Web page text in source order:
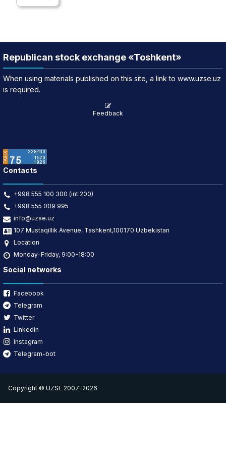
Republican stock exchange «Toshkent»
When using materials published on this site, a link to www.uzse.uz
is required.
Feedback
Contacts
+998 555 100 300 (int:200)
+998 555 009 995
info@uzse.uz
107 Mustaqillik Avenue, Tashkent,100170 Uzbekistan
Location
Monday-Friday, 9:00-18:00
Social networks
Facebook
Telegram
Twitter
Linkedin
Instagram
Telegram-bot
Copyright © UZSE 2007-2026